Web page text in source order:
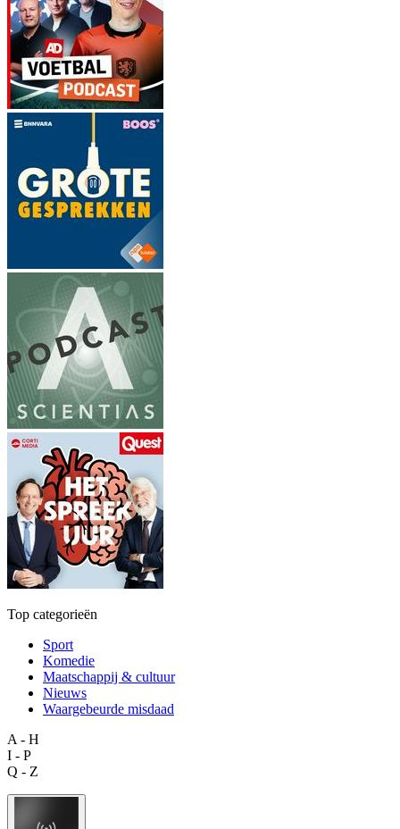
Top categorieën
Sport
Komedie
Maatschappij & cultuur
Nieuws
Waargebeurde misdaad
A - H
I - P
Q - Z